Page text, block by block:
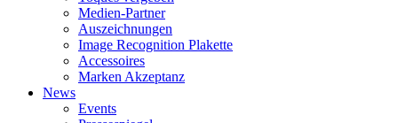
Medien-Partner
Auszeichnungen
Image Recognition Plakette
Accessoires
Marken Akzeptanz
News
Events